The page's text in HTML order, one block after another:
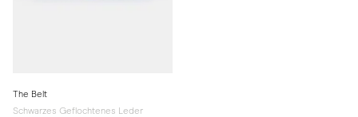
The Belt
Schwarzes Geflochtenes Leder